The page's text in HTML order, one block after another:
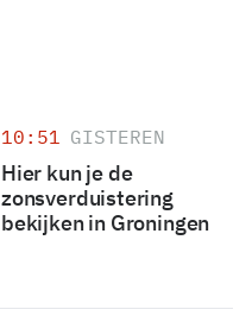
10:51 GISTEREN
Hier kun je de
zonsverduistering
bekijken in Groningen